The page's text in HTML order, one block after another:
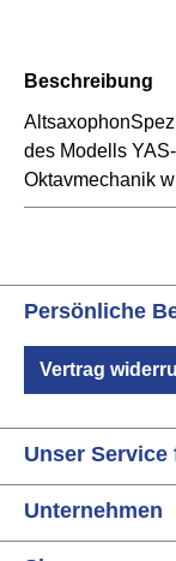
Beschreibung
des Modells
Oktavmechanik
Persönliche
Vertrag
Unser Service
Unternehmen